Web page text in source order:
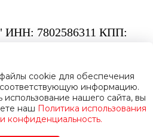
7802586311 КПП:
и Google
of Service.
cookie для обеспечения
информацию.
нашего сайта, вы
наш Политика использования
конфиденциальность.